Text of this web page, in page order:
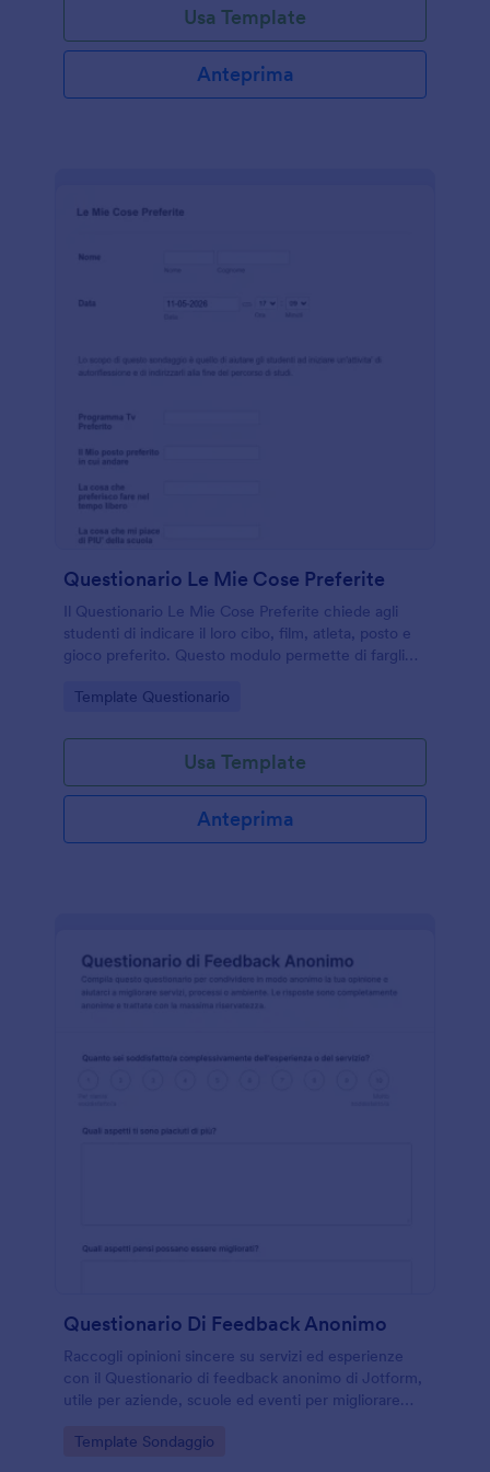
personalizzare il modulo per adattarlo al tuo stile,
incorporarlo nel tuo sito web o condividerlo con un
link e ottenere le informazioni necessarie per la tua
attività. Se gestisci un hotel, un'agenzia viaggi o un
la tua attività e ricevi una notifica non appena hanno
integrazioni, puoi sincronizzare le risposte con le tue
e altre ancora!
Usa Template
Anteprima
Questionario Le Mie Cose Preferite
Il Questionario Le Mie Cose Preferite chiede agli
studenti di indicare il loro cibo, film, atleta, posto e
gioco preferito. Questo modulo permette di fargli
le scelte future. È possibile aggiungere altre
colori, caratteri o semplicemente creare il proprio
questionario online personalizzato!
Go to Category:
Template Questionario
Usa Template
Anteprima
Questionario Di Feedback Anonimo
Raccogli opinioni sincere su servizi ed esperienze
con il Questionario di feedback anonimo di Jotform,
utile per aziende, scuole ed eventi per migliorare
tramite raccolta dati online.
Go to Category:
Template Sondaggio